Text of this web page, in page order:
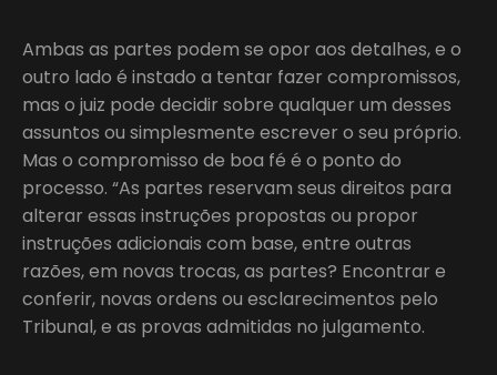
Ambas as partes podem se opor aos detalhes, e o
outro lado é instado a tentar fazer compromissos,
mas o juiz pode decidir sobre qualquer um desses
assuntos ou simplesmente escrever o seu próprio.
Mas o compromisso de boa fé é o ponto do
processo. “As partes reservam seus direitos para
alterar essas instruções propostas ou propor
instruções adicionais com base, entre outras
razões, em novas trocas, as partes? Encontrar e
conferir, novas ordens ou esclarecimentos pelo
Tribunal, e as provas admitidas no julgamento.